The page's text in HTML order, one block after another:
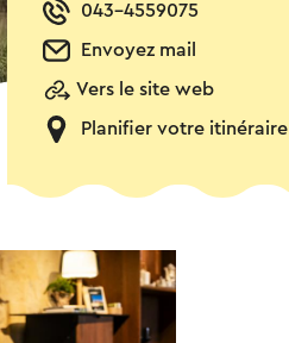
043-4559075
Envoyez mail
Vers le site web
Planifier votre itinéraire